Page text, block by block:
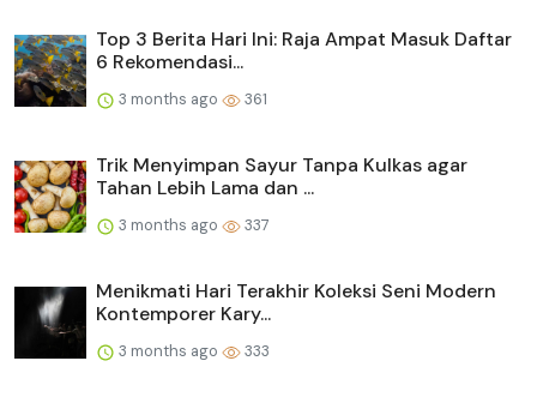
Top 3 Berita Hari Ini: Raja Ampat Masuk Daftar
6 Rekomendasi...
3 months ago 361
Trik Menyimpan Sayur Tanpa Kulkas agar
Tahan Lebih Lama dan ...
3 months ago 337
Menikmati Hari Terakhir Koleksi Seni Modern
Kontemporer Kary...
3 months ago 333